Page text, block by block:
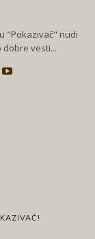
"Pokazivač" nudi
vesti...